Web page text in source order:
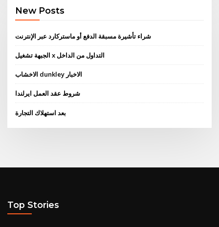
New Posts
شراء تأشيرة مسبقة الدفع أو ماستركارد عبر الإنترنت
الجبهة تشغيل x التداول من الداخل
الاخشاب dunkley الاخبار
شروط عقد العمل ايرلندا
بعد استهلاك التجارة
Top Stories